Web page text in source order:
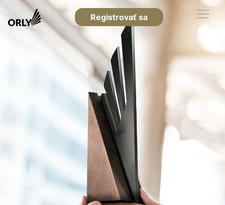
Registrovať sa